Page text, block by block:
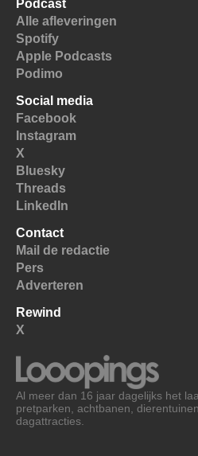
Podcast
Alle afleveringen
Spotify
Apple Podcasts
Podimo
Social media
Facebook
Instagram
X
Bluesky
Threads
LinkedIn
Contact
Mail de redactie
Pers
Adverteren
Rewind
X
Al meer dan 16 jaar dagelijks het
pretparken, achtbanen,
dagattracties.